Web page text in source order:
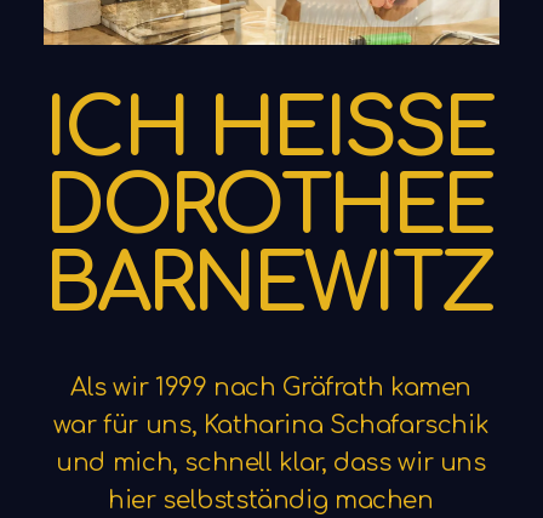
ICH HEISS E
DOROTHEE
BARNEWITZ
Als wir 1999 nach Gräfrath kamen
war für uns, Katharina Schafarschik
und mich, schnell klar, dass wir uns
hier selbstständig machen